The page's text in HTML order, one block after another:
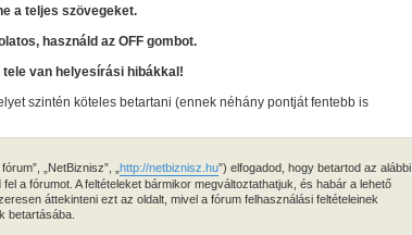
a teljes szövegeket.
használd az OFF gombot.
van helyesírási hibákkal!
szintén köteles betartani (ennek néhány pontját fentebb is
„NetBiznisz”, „http://netbiznisz.hu”) elfogadod, hogy betartod az alábbi
a fórumot. A feltételeket bármikor megváltoztathatjuk, és habár a lehető
áttekinteni ezt az oldalt, mivel a fórum felhasználási feltételeinek
betartásába.